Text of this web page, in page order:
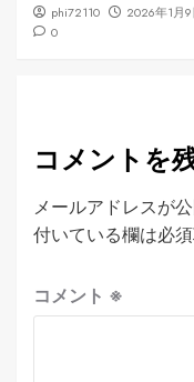
phi72110
2026年1月9
0
コメントを
メールアドレスが
付いている欄は必
コメント ※